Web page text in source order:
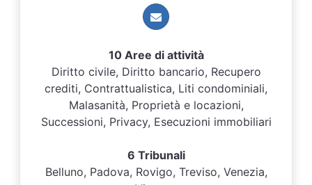
10 Aree di attività
Diritto civile, Diritto bancario, Recupero
crediti, Contrattualistica, Liti condominiali,
Malasanità, Proprietà e locazioni,
Successioni, Privacy, Esecuzioni immobiliari
6 Tribunali
Belluno, Padova, Rovigo, Treviso, Venezia,